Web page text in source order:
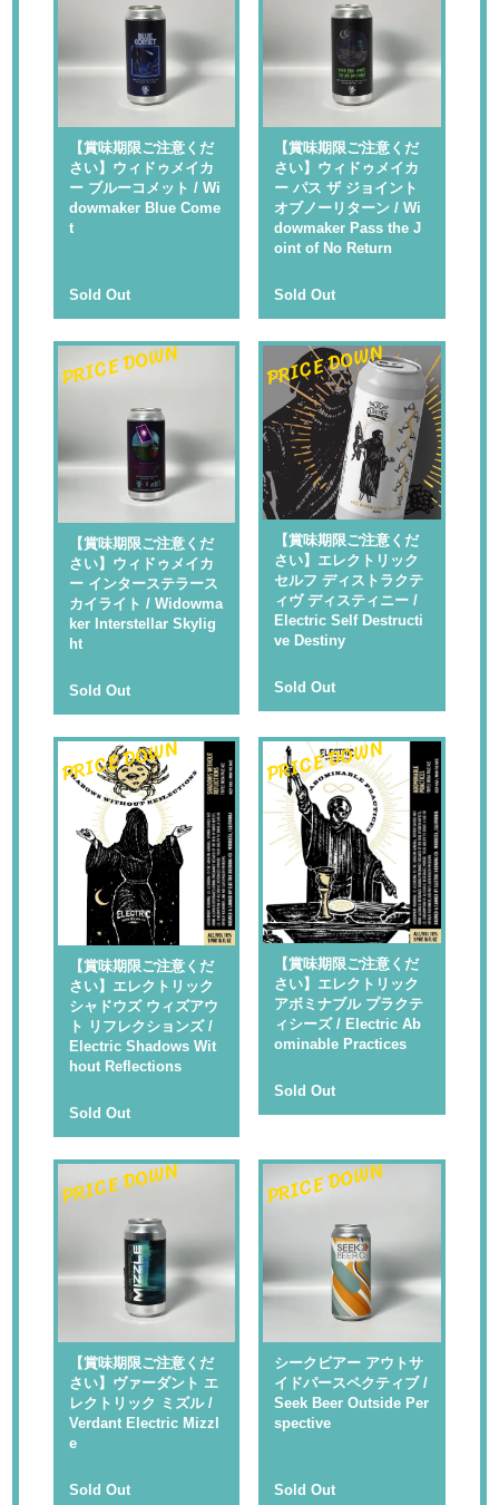
【賞味期限ご注意くだ
さい】ウィドゥメイカ
ー ブルーコメット / Wi
dowmaker Blue Come
t
Sold Out
【賞味期限ご注意くだ
さい】ウィドゥメイカ
ー パス ザ ジョイント
オブノーリターン / Wi
dowmaker Pass the J
oint of No Return
Sold Out
PRICE DOWN
【賞味期限ご注意くだ
さい】ウィドゥメイカ
ー インターステラース
カイライト / Widowma
ker Interstellar Skylig
ht
Sold Out
PRICE DOWN
【賞味期限ご注意くだ
さい】エレクトリック
セルフ ディストラクテ
ィヴ ディスティニー /
Electric Self Destructi
ve Destiny
Sold Out
PRICE DOWN
【賞味期限ご注意くだ
さい】エレクトリック
シャドウズ ウィズアウ
ト リフレクションズ /
Electric Shadows Wit
hout Reflections
Sold Out
PRICE DOWN
【賞味期限ご注意くだ
さい】エレクトリック
アボミナブル プラクテ
ィシーズ / Electric Ab
ominable Practices
Sold Out
PRICE DOWN
【賞味期限ご注意くだ
さい】ヴァーダント エ
レクトリック ミズル /
Verdant Electric Mizzl
e
Sold Out
PRICE DOWN
シークビアー アウトサ
イドパースペクティブ /
Seek Beer Outside Per
spective
Sold Out